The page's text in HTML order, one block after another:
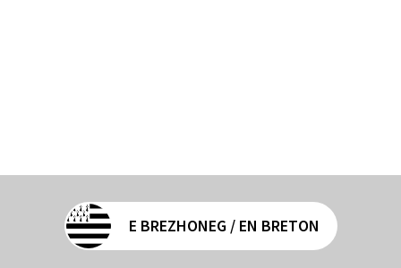
E BREZHONEG / EN BRETON